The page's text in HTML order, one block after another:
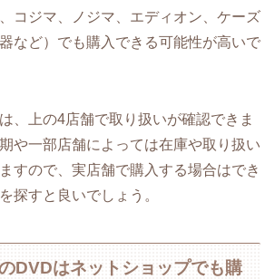
コジマ、ノジマ、エディオン、ケーズ
など）でも購入できる可能性が高いで
、上の4店舗で取り扱いが確認できま
や一部店舗によっては在庫や取り扱い
すので、実店舗で購入する場合はでき
探すと良いでしょう。
DVDはネットショップでも購